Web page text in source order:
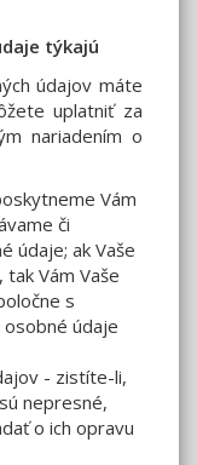
týkajú
údajov máte
uplatniť za
nariadením o
Vám
či
údaje; ak Vaše
Vám Vaše
s
údaje
- zistíte-li,
nepresné,
o ich opravu